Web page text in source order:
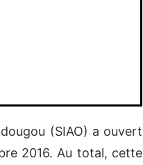
(SIAO) a ouvert
2016. Au total, cette